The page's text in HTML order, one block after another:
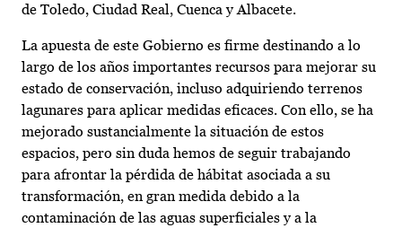
de Toledo, Ciudad Real, Cuenca y Albacete.
La apuesta de este Gobierno es firme destinando a lo
largo de los años importantes recursos para mejorar su
estado de conservación, incluso adquiriendo terrenos
lagunares para aplicar medidas eficaces. Con ello, se ha
mejorado sustancialmente la situación de estos
espacios, pero sin duda hemos de seguir trabajando
para afrontar la pérdida de hábitat asociada a su
transformación, en gran medida debido a la
contaminación de las aguas superficiales y a la